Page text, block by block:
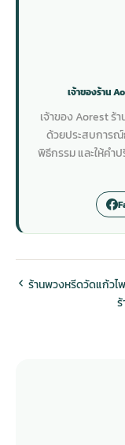
เจ้าของร้าน
เจ้าของ Aorest ร้
ด้วยประสบการณ์
พิธีกรรม และให้คำ
ร้านพวงหรีดวัดแก้วไ